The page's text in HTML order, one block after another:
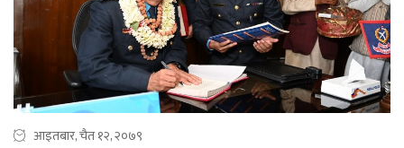
आइतबार, चैत १२, २०७९